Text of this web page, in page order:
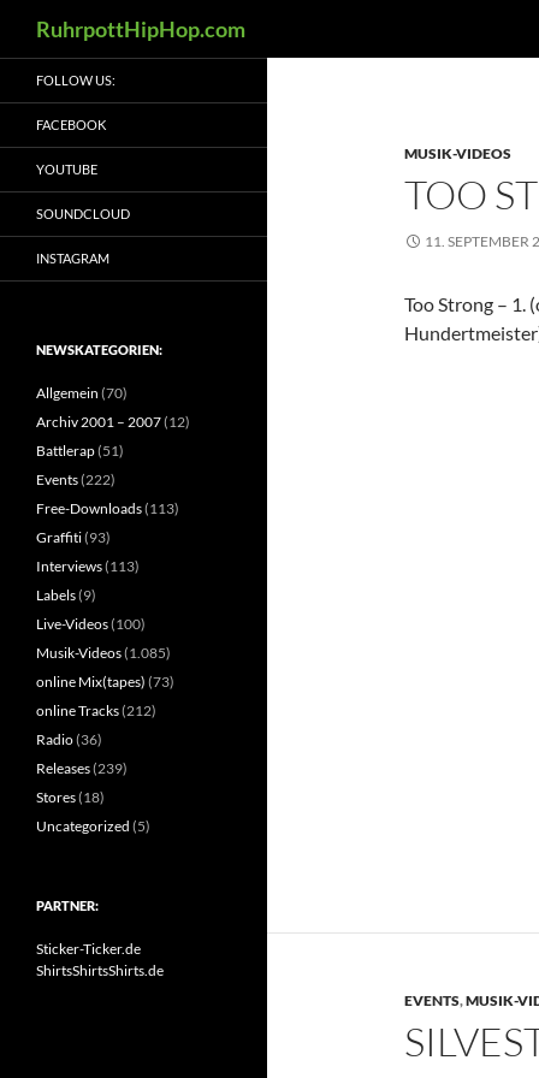
Inhalt
springen
RuhrpottHipHop.com
MUSIK-VIDEOS
TOO
11. SEPTEMBER
Too Strong – 1.
EVENTS,MUSIK-
FOLLOW US:
FACEBOOK
YOUTUBE
SOUNDCLOUD
INSTAGRAM
NEWSKATEGORIEN:
Allgemein (70)
Archiv 2001 – 2007(12)
Battlerap(51)
Events(222)
Free-Downloads(113)
Graffiti(93)
Interviews(113)
Labels(9)
Live-Videos(100)
Musik-Videos(1.085)
online Mix(tapes) (73)
online Tracks(212)
Radio(36)
Releases(239)
Stores(18)
Uncategorized (5)
PARTNER:
Sticker-Ticker.de
ShirtsShirtsShirts.de